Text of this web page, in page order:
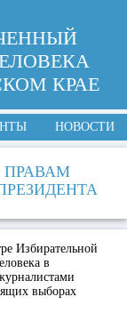
КРАЕ
НОВОСТИ
Избирательной
в
выборах